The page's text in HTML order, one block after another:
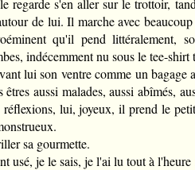
regarde s'en aller sur le trottoir,
de lui. Il marche avec
qu'il pend littéralement,
indécemment nu sous le tee-shirt
lui son ventre comme un bagage
aussi malades, aussi abîmés,
lui, joyeux, il prend le
sa gourmette.
usé, je le sais, je l'ai lu tout à